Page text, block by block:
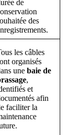
de
des
les câbles
organisés
une baie de
,
et
afin
faciliter la